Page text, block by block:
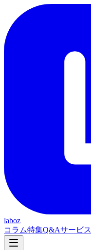
laboz
コラム特集Q&Aサービス